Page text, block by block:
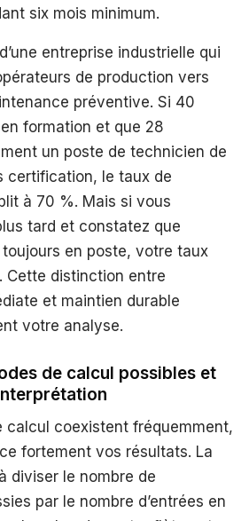
six mois minimum.
entreprise industrielle qui
de production vers
préventive. Si 40
formation et que 28
un poste de technicien de
certification, le taux de
à 70 %. Mais si vous
tard et constatez que
en poste, votre taux
Cette distinction entre
et maintien durable
votre analyse.
de calcul possibles et
calcul coexistent fréquemment,
fortement vos résultats. La
diviser le nombre de
par le nombre d’entrées en